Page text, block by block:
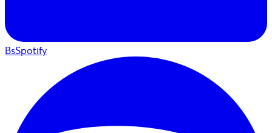
BsSpotify